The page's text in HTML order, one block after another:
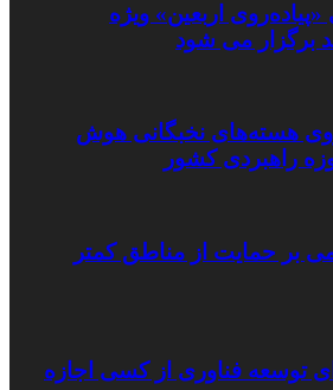
اربعین» ویژه
برگزار می شود
هسته‌های نخبگانی هوش
بر حمایت از مناطق کمتر
توسعه فناوری از کسی اجازه